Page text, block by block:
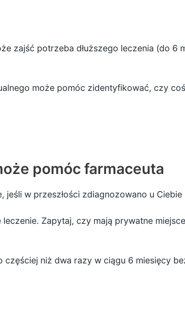
zajść potrzeba dłuższego leczenia (do 6
może pomóc zidentyfikować, czy
pomóc farmaceuta
w przeszłości zdiagnozowano u
Zapytaj, czy mają prywatne
niż dwa razy w ciągu 6 miesięcy